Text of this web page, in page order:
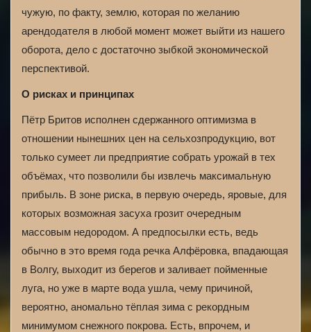
чужую, по факту, землю, которая по желанию
арендодателя в любой момент может выйти из нашего
оборота, дело с достаточно зыбкой экономической
перспективой.
О рисках и принципах
Пётр Бритов исполнен сдержанного оптимизма в
отношении нынешних цен на сельхозпродукцию, вот
только сумеет ли предприятие собрать урожай в тех
объёмах, что позволили бы извлечь максимальную
прибыль. В зоне риска, в первую очередь, яровые, для
которых возможная засуха грозит очередным
массовым недородом. А предпосылки есть, ведь
обычно в это время года речка Алфёровка, впадающая
в Волгу, выходит из берегов и заливает пойменные
луга, но уже в марте вода ушла, чему причиной,
вероятно, аномально тёплая зима с рекордным
минимумом снежного покрова. Есть, впрочем, и